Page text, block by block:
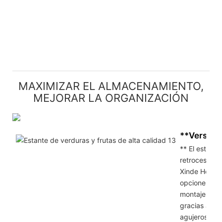
MAXIMIZAR EL ALMACENAMIENTO,
MEJORAR LA ORGANIZACIÓN
** El
retroceso de
Xinde Hole
opciones de
montaje
gracias a sus
agujeros